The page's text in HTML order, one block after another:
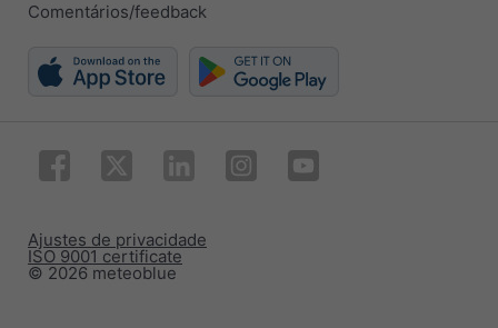
Comentários/feedback
© 2026 meteoblue
ISO 9001 certificate
Ajustes de privacidade